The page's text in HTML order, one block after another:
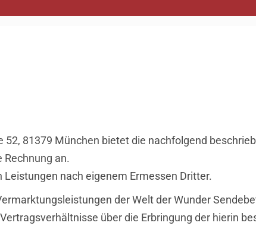
81379 München bietet die nachfolgend
an.
nach eigenem Ermessen Dritter.
der Welt der Wunder
über die Erbringung der hierin